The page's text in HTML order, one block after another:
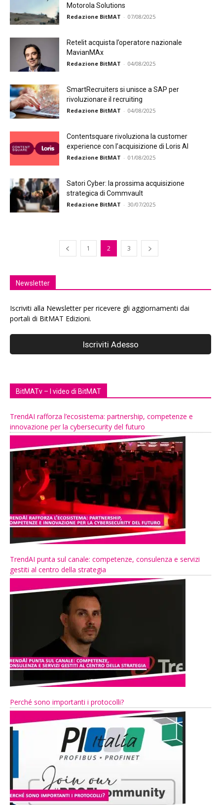
Motorola Solutions
Redazione BitMAT - 07/08/2025
Retelit acquista l’operatore nazionale
MavianMAx
Redazione BitMAT - 04/08/2025
SmartRecruiters si unisce a SAP per
rivoluzionare il recruiting
Redazione BitMAT - 04/08/2025
Contentsquare rivoluziona la customer
experience con l’acquisizione di Loris AI
Redazione BitMAT - 01/08/2025
Satori Cyber: la prossima acquisizione
strategica di Commvault
Redazione BitMAT - 30/07/2025
1 2 3
Newsletter
Iscriviti alla Newsletter per ricevere gli aggiornamenti dai
portali di BitMAT Edizioni.
BitMATv – I video di BitMAT
TrendAI rafforza l’ecosistema: partnership, competenze e
innovazione per la cybersecurity del futuro
TrendAI punta sul canale: competenze, consulenza e servizi
gestiti al centro della strategia
Perché sono importanti i protocolli?